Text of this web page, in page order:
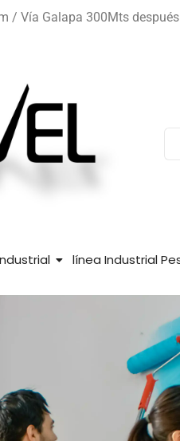
Vía Galapa 300Mts
línea Industrial